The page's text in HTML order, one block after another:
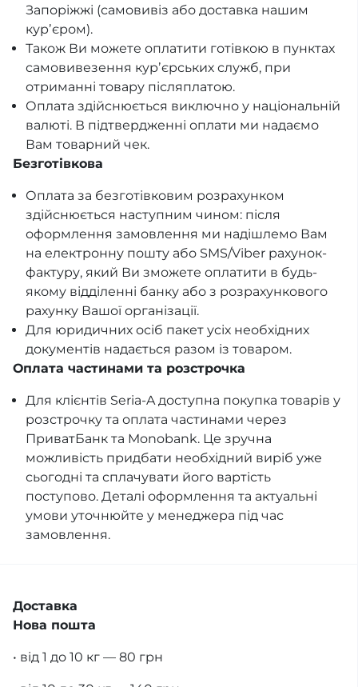
Запоріжжі (самовивіз або доставка нашим
курʼєром).
Також Ви можете оплатити готівкою в пунктах
самовивезення курʼєрських служб, при
отриманні товару післяплатою.
Оплата здійснюється виключно у національній
валюті. В підтвердженні оплати ми надаємо
Вам товарний чек.
Безготівкова
Оплата за безготівковим розрахунком
здійснюється наступним чином: після
оформлення замовлення ми надішлемо Вам
на електронну пошту або SMS/Viber рахунок-
фактуру, який Ви зможете оплатити в будь-
якому відділенні банку або з розрахункового
рахунку Вашої організації.
Для юридичних осіб пакет усіх необхідних
документів надається разом із товаром.
Оплата частинами та розстрочка
Для клієнтів Seria-A доступна покупка товарів у
розстрочку та оплата частинами через
ПриватБанк та Monobank. Це зручна
можливість придбати необхідний виріб уже
сьогодні та сплачувати його вартість
поступово. Деталі оформлення та актуальні
умови уточнюйте у менеджера під час
замовлення.
Доставка
Нова пошта
• від 1 до 10 кг — 80 грн